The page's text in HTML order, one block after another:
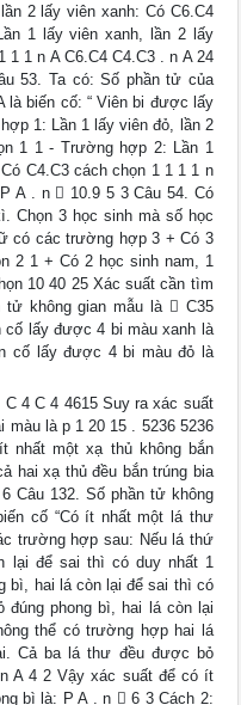
2 lấy viên xanh: Có C6.C4
1 lấy viên xanh, lần 2 lấy
1 1 n A C6.C4 C4.C3 . n A 24
53. Ta có: Số phần tử của
là biến cố: “ Viên bi được lấy
1: Lần 1 lấy viên đỏ, lần 2
1 1 - Trường hợp 2: Lần 1
C4.C3 cách chọn 1 1 1 1 n
A . n  10.9 5 3 Câu 54. Có
Chọn 3 học sinh mà số học
có các trường hợp 3 + Có 3
2 1 + Có 2 học sinh nam, 1
10 40 25 Xác suất cần tìm
không gian mẫu là  C35
cố lấy được 4 bi màu xanh là
cố lấy được 4 bi màu đỏ là
4 C 4 4615 Suy ra xác suất
là p 1 20 15 . 5236 5236
nhất một xạ thủ không bắn
hai xạ thủ đều bắn trúng bia
Câu 132. Số phần tử không
cố “Có ít nhất một lá thư
trường hợp sau: Nếu lá thứ
lại để sai thì có duy nhất 1
bì, hai lá còn lại để sai thì có
đúng phong bì, hai lá còn lại
thể có trường hợp hai lá
Cả ba lá thư đều được bỏ
A 4 2 Vậy xác suất để có ít
bì là: P A . n  6 3 Cách 2: